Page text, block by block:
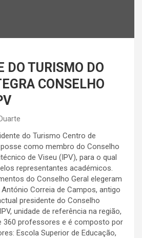
DO TURISMO DO
CONSELHO
do Turismo Centro de
como membro do Conselho
de Viseu (IPV), para o qual
representantes académicos.
do Conselho Geral elegeram
Correia de Campos, antigo
presidente do Conselho
unidade de referência na região,
360 professores e é composto por
Escola Superior de Educação,